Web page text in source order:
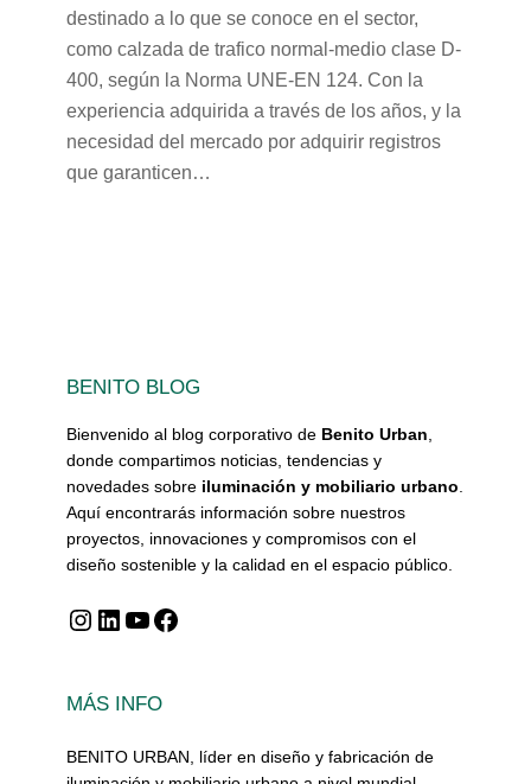
destinado a lo que se conoce en el sector,
como calzada de trafico normal-medio clase D-
400, según la Norma UNE-EN 124. Con la
experiencia adquirida a través de los años, y la
necesidad del mercado por adquirir registros
que garanticen…
BENITO BLOG
Bienvenido al blog corporativo de Benito Urban
donde compartimos noticias, tendencias y
novedades sobre iluminación y mobiliario urbano
Aquí encontrarás información sobre nuestros
proyectos, innovaciones y compromisos con el
diseño sostenible y la calidad en el espacio público.
Instagram LinkedIn YouTube Facebook
MÁS INFO
BENITO URBAN, líder en diseño y fabricación de